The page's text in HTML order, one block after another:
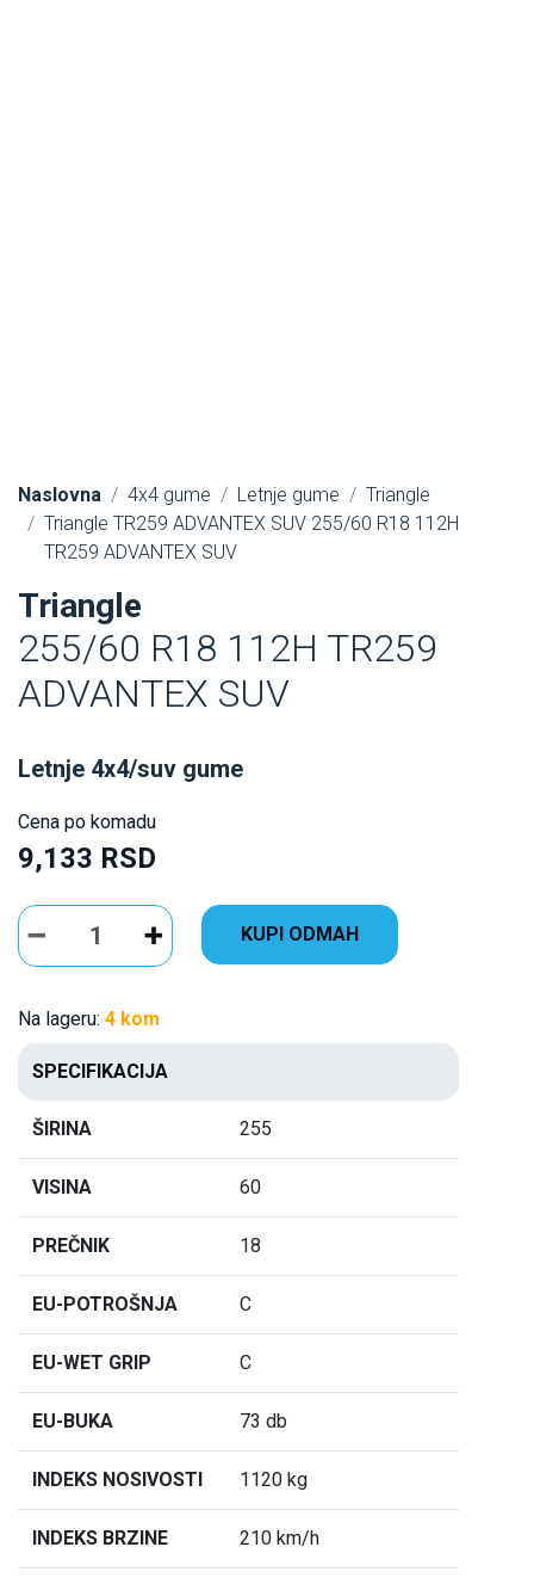
Naslovna 4x4 gume Letnje gume
Triangle
Triangle TR259 ADVANTEX SUV 255/60 R18 112H
TR259 ADVANTEX SUV
Triangle
255/60 R18 112H TR259
ADVANTEX SUV
Letnje 4x4/suv gume
Cena po komadu
9,133 RSD
KUPI ODMAH
Na lageru: 4 kom
SPECIFIKACIJA
ŠIRINA 255
VISINA 60
PREČNIK 18
EU-POTROŠNJA C
EU-WET GRIP C
EU-BUKA 73 db
INDEKS NOSIVOSTI 1120 kg
INDEKS BRZINE 210 km/h